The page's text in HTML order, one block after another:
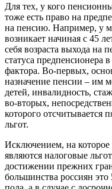
Для тех, у кого
тоже есть право на
на пенсию. Например, у
возникает начиная с 45
себя возраста выхода на
статуса предпенсионера
фактора. Во-первых,
назначение пенсии – им
детей, инвалидность,
во-вторых,
которого отсчитывается
льгот.
Исключением, на которое
являются налоговые
достижении прежних
большинства россиян